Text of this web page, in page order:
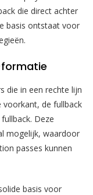
die direct achter
basis ontstaat voor
die in een rechte lijn
voorkant, de fullback
Deze
mogelijk, waardoor
passes kunnen
basis voor